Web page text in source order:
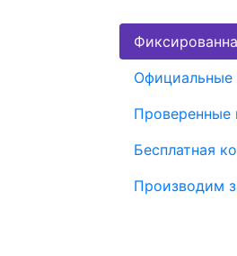
Официальные
Проверенные
Бесплатная
Производим